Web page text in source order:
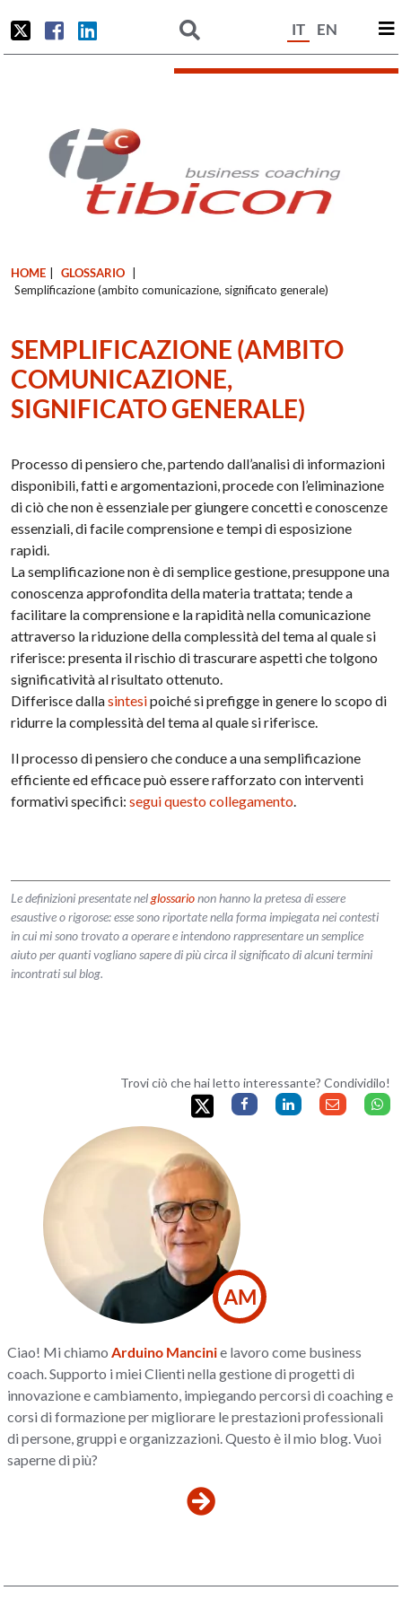
IT EN
HOME GLOSSARIO
Semplificazione (ambito comunicazione, significato generale)
SEMPLIFICAZIONE (AMBITO
COMUNICAZIONE,
SIGNIFICATO GENERALE)
Processo di pensiero che, partendo dall’analisi di informazioni
disponibili, fatti e argomentazioni, procede con l’eliminazione
di ciò che non è essenziale per giungere concetti e conoscenze
essenziali, di facile comprensione e tempi di esposizione
rapidi.
La semplificazione non è di semplice gestione, presuppone una
conoscenza approfondita della materia trattata; tende a
facilitare la comprensione e la rapidità nella comunicazione
attraverso la riduzione della complessità del tema al quale si
riferisce: presenta il rischio di trascurare aspetti che tolgono
significatività al risultato ottenuto.
Differisce dallasintesipoiché si prefigge in genere lo scopo di
ridurre la complessità del tema al quale si riferisce.
Il processo di pensiero che conduce a una semplificazione
efficiente ed efficace può essere rafforzato con interventi
formativi specifici:segui questo collegamento.
Le definizioni presentate nelglossarionon hanno la pretesa di essere
esaustive o rigorose: esse sono riportate nella forma impiegata nei contesti
in cui mi sono trovato a operare e intendono rappresentare un semplice
aiuto per quanti vogliano sapere di più circa il significato di alcuni termini
incontrati sul blog.
Trovi ciò che hai letto interessante? Condividilo!
AM
Ciao! Mi chiamo Arduino Mancinie lavoro come business
coach. Supporto i miei Clienti nella gestione di progetti di
innovazione e cambiamento, impiegando percorsi di coaching e
corsi di formazione per migliorare le prestazioni professionali
di persone, gruppi e organizzazioni. Questo è il mio blog. Vuoi
saperne di più?